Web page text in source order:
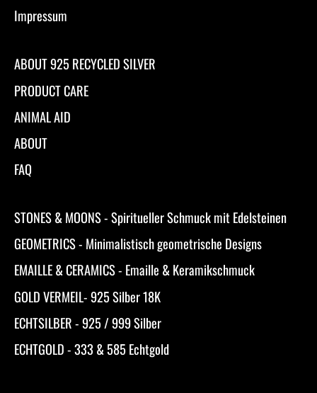
Impressum
ABOUT 925 RECYCLED SILVER
PRODUCT CARE
ANIMAL AID
ABOUT
FAQ
STONES & MOONS - Spiritueller Schmuck mit Edelsteinen
GEOMETRICS - Minimalistisch geometrische Designs
EMAILLE & CERAMICS - Emaille & Keramikschmuck
GOLD VERMEIL- 925 Silber 18K
ECHTSILBER - 925 / 999 Silber
ECHTGOLD - 333 & 585 Echtgold